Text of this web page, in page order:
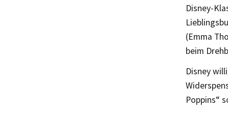
Disney-
(Emma
beim
Disney
Poppins“